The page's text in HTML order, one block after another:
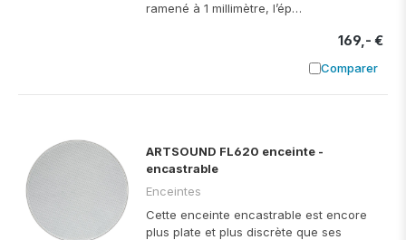
ramené à 1 millimètre, l’ép…
169,- €
Comparer
Ajouter à
ARTSOUND FL620 enceinte -
encastrable
Enceintes
Cette enceinte encastrable est encore
plus plate et plus discrète que ses